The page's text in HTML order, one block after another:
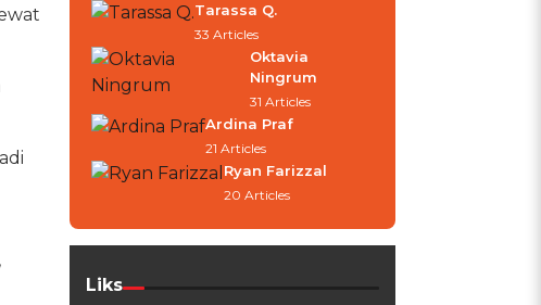
Tarassa Q.
33 Articles
Oktavia
Ningrum
31 Articles
Ardina Praf
21 Articles
Ryan Farizzal
20 Articles
Liks